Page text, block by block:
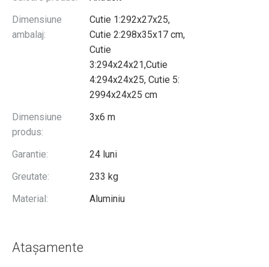
Dimensiune
ambalaj:
Cutie 1:292x27x25,
Cutie 2:298x35x17 cm,
Cutie
3:294x24x21,Cutie
4:294x24x25, Cutie 5:
2994x24x25 cm
Dimensiune
produs:
3x6 m
Garantie:
24 luni
Greutate:
233 kg
Material:
Aluminiu
Atașamente